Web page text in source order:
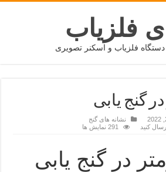
فلزیاب
فلزیاب و اسکنر تصویری
گنج یابی
نشانه های گنج
کنید
291 نمایش ها
در گنج یابی